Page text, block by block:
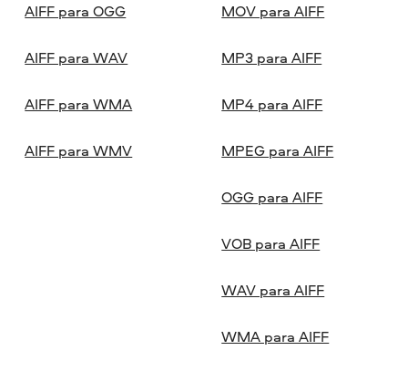
AIFF para OGG
AIFF para WAV
AIFF para WMA
AIFF para WMV
MOV para AIFF
MP3 para AIFF
MP4 para AIFF
MPEG para AIFF
OGG para AIFF
VOB para AIFF
WAV para AIFF
WMA para AIFF